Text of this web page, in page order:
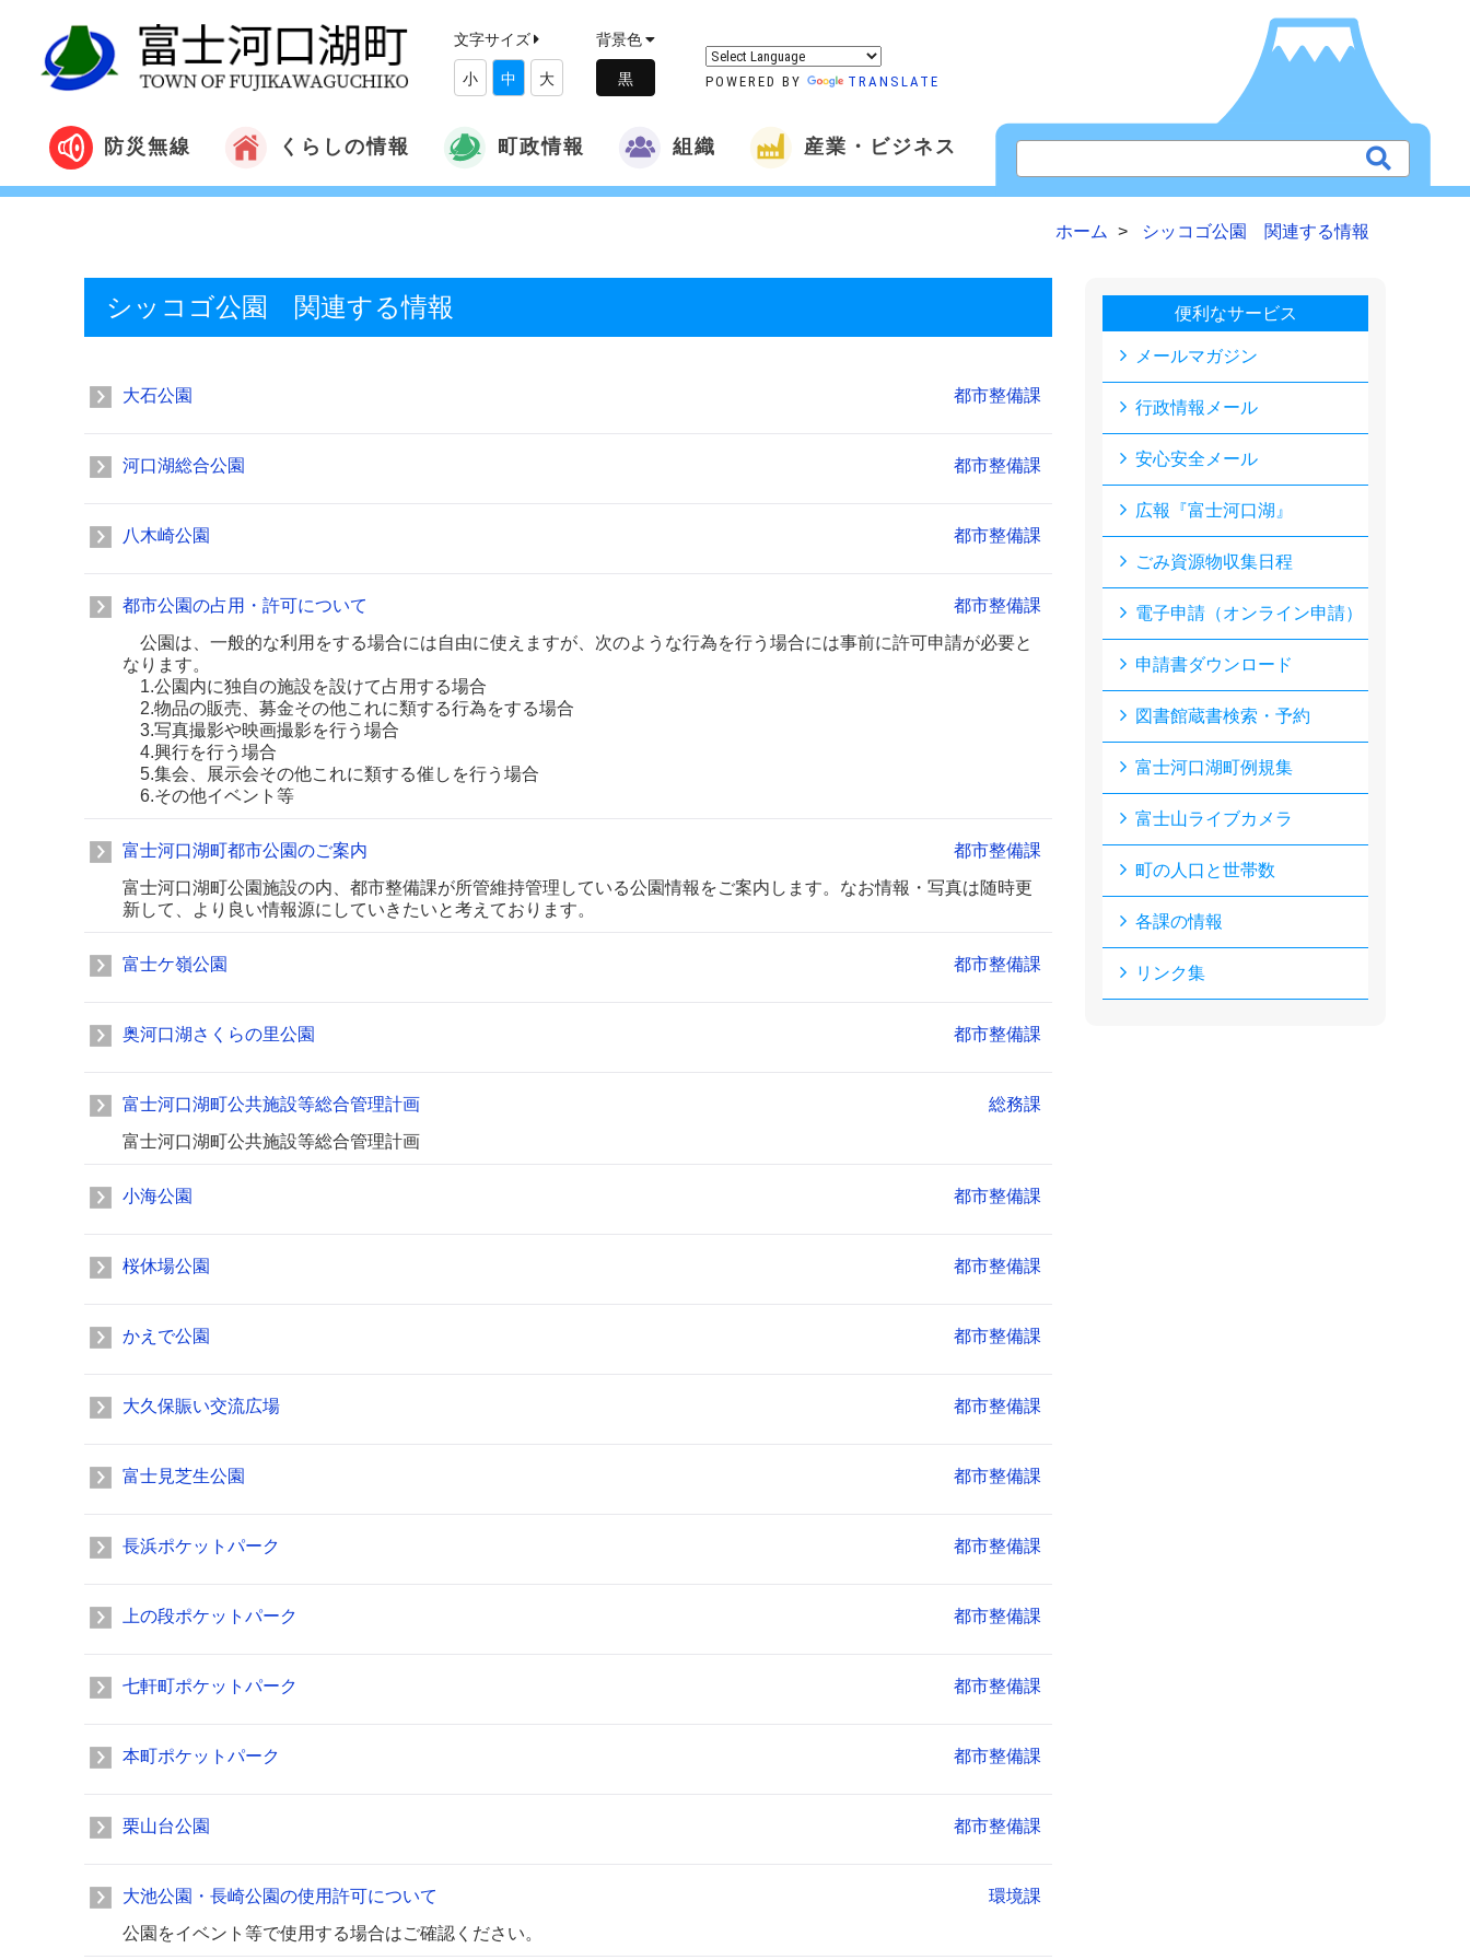
文字サイズ
小 中 大
背景色
POWERED BY TRANSLATE
防災無線 くらしの情報 町政情報 組織 産業・ビジネス
ホーム シッコゴ公園 関連する情報
シッコゴ公園 関連する情報
大石公園 都市整備課
河口湖総合公園 都市整備課
八木崎公園 都市整備課
都市公園の占用・許可について
都市整備課
公園は、一般的な利用をする場合には自由に使えますが、次のような行為を行う場合には事前に許可申請が必要と
なります。
1.公園内に独自の施設を設けて占用する場合
2.物品の販売、募金その他これに類する行為をする場合
3.写真撮影や映画撮影を行う場合
4.興行を行う場合
5.集会、展示会その他これに類する催しを行う場合
6.その他イベント等
富士河口湖町都市公園のご案内
都市整備課
富士河口湖町公園施設の内、都市整備課が所管維持管理している公園情報をご案内します。なお情報・写真は随時更
新して、より良い情報源にしていきたいと考えております。
富士ケ嶺公園 都市整備課
奥河口湖さくらの里公園 都市整備課
富士河口湖町公共施設等総合管理計画
総務課
富士河口湖町公共施設等総合管理計画
小海公園 都市整備課
桜休場公園 都市整備課
かえで公園 都市整備課
大久保賑い交流広場 都市整備課
富士見芝生公園 都市整備課
長浜ポケットパーク 都市整備課
上の段ポケットパーク 都市整備課
七軒町ポケットパーク 都市整備課
本町ポケットパーク 都市整備課
栗山台公園 都市整備課
大池公園・長崎公園の使用許可について
環境課
公園をイベント等で使用する場合はご確認ください。
便利なサービス
メールマガジン
行政情報メール
安心安全メール
広報『富士河口湖』
ごみ資源物収集日程
電子申請（オンライン申請）
申請書ダウンロード
図書館蔵書検索・予約
富士河口湖町例規集
富士山ライブカメラ
町の人口と世帯数
各課の情報
リンク集